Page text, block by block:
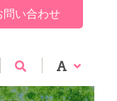
問い合わせ
リー 大
中
小